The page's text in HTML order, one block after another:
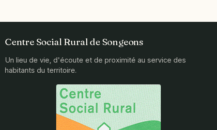
Centre Social Rural de Songeons
Un lieu de vie, d'écoute et de proximité au service des
habitants du territoire.